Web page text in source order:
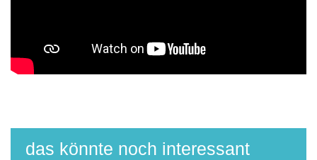
das könnte noch interessant